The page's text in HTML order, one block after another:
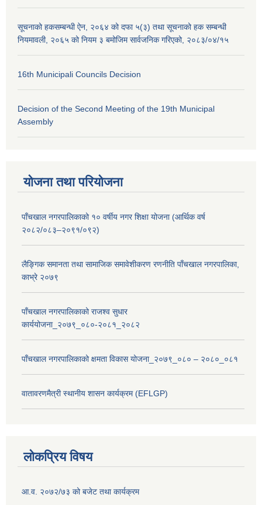
सूचनाको हकसम्बन्धी ऐन, २०६४ को दफा ५(३) तथा सूचनाको हक सम्बन्धी
नियमावली, २०६५ को नियम ३ बमोजिम सार्वजनिक गरिएको, २०८३/०४/१५
16th Municipali Councils Decision
Decision of the Second Meeting of the 19th Municipal
Assembly
योजना तथा परियोजना
पाँचखाल नगरपालिकाको १० वर्षीय नगर शिक्षा योजना (आर्थिक वर्ष
२०८२/०८३–२०९१/०९२)
लैङ्गिक समानता तथा सामाजिक समावेशीकरण रणनीति पाँचखाल नगरपालिका,
काभ्रे २०७९
पाँचखाल नगरपालिकाको राजश्व सुधार
कार्ययोजना_२०७९_०८०-२०८१_२०८२
पाँचखाल नगरपालिकाको क्षमता विकास योजना_२०७९_०८० – २०८०_०८१
वातावरणमैत्री स्थानीय शासन कार्यक्रम (EFLGP)
लोकप्रिय विषय
आ.व. २०७२/७३ को बजेट तथा कार्यक्रम